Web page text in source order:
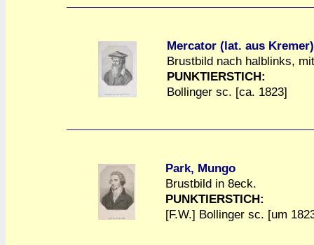
Mercator (lat. aus
Brustbild nach halblinks,
PUNKTIERSTICH:
Bollinger sc. [ca. 1823]
Park, Mungo
Brustbild in 8eck.
PUNKTIERSTICH:
[F.W.] Bollinger sc. [um